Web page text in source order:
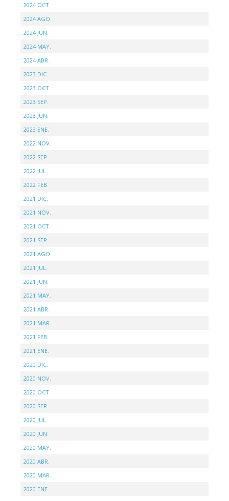
2024 OCT.
2024 AGO.
2024 JUN.
2024 MAY.
2024 ABR.
2023 DIC.
2023 OCT.
2023 SEP.
2023 JUN.
2023 ENE.
2022 NOV.
2022 SEP.
2022 JUL.
2022 FEB.
2021 DIC.
2021 NOV.
2021 OCT.
2021 SEP.
2021 AGO.
2021 JUL.
2021 JUN.
2021 MAY.
2021 ABR.
2021 MAR.
2021 FEB.
2021 ENE.
2020 DIC.
2020 NOV.
2020 OCT.
2020 SEP.
2020 JUL.
2020 JUN.
2020 MAY.
2020 ABR.
2020 MAR.
2020 ENE.